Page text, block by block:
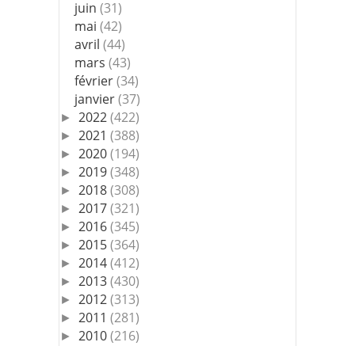
juin(31)
mai(42)
avril(44)
mars(43)
février(34)
janvier(37)
► 2022(422)
► 2021 (388)
► 2020(194)
► 2019(348)
► 2018(308)
► 2017(321)
► 2016(345)
► 2015(364)
► 2014(412)
► 2013(430)
► 2012(313)
► 2011 (281)
► 2010(216)